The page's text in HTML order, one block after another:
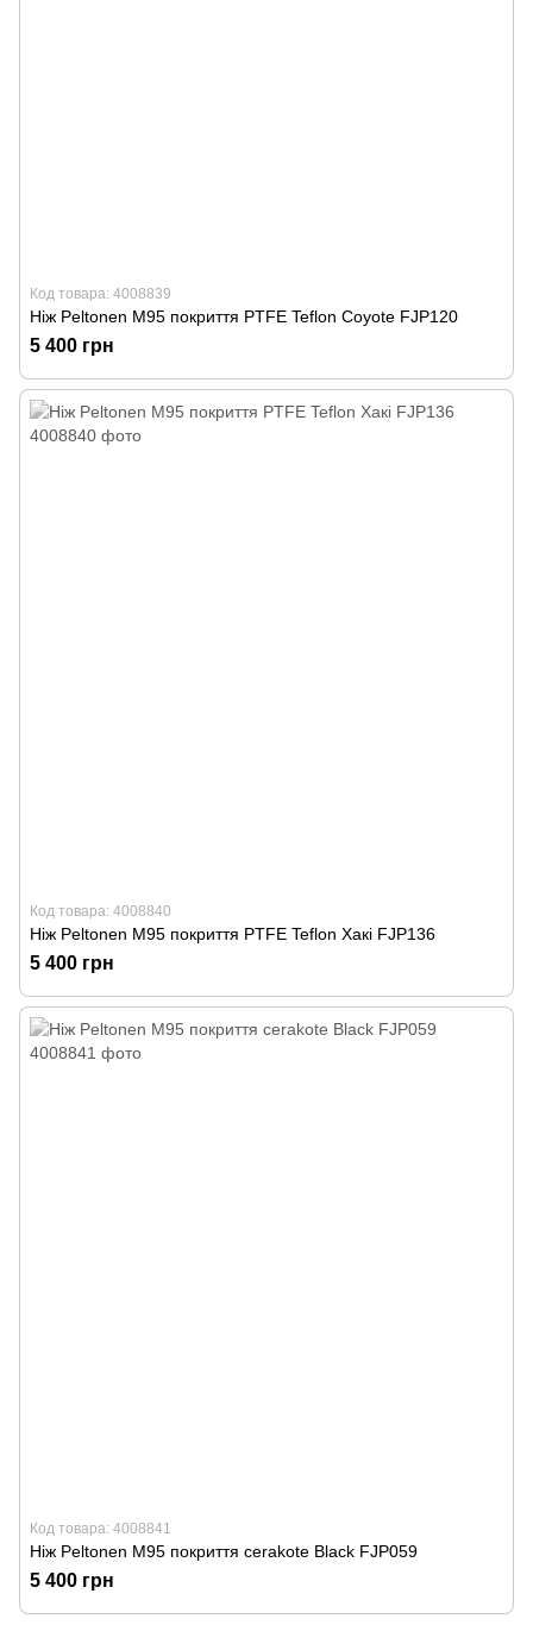
Код товара: 4008839
Ніж Peltonen M95 покриття PTFE Teflon Coyote FJP120
5 400 грн
Код товара: 4008840
Ніж Peltonen M95 покриття PTFE Teflon Хакі FJP136
5 400 грн
Код товара: 4008841
Ніж Peltonen M95 покриття cerakote Black FJP059
5 400 грн